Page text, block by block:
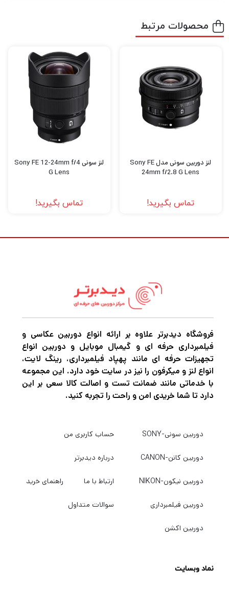
محصولات مرتبط
لنز دوربین سونی مدل Sony FE
24mm f/2.8 G Lens
تماس بگیرید!
لنز سونی Sony FE 12-24mm f/4
G Lens
تماس بگیرید!
فروشگاه دیدبرتر علاوه بر ارائه انواع دوربین عکاسی و
فیلمبرداری حرفه ای و گیمبال موبایل و دوربین انواع
تجهیزات حرفه ای مانند پهپاد فیلمبرداری، رینگ لایت،
انواع لنز و میکرفون را نیز در سایت خود دارد. این مجموعه
با خدماتی مانند ضمانت تست و اصالت کالا سعی بر این
دارد تا شما خریدی امن و راحت را تجربه کنید.
دوربین سونی-SONY
دوربین کانن-CANON
دوربین نیکون-NIKON
دوربین فیلمبرداری
دوربین اکشن
حساب کاربری من
درباره دیدبرتر
ارتباط با ما راهنمای خرید
سوالات متداول
نماد وبسایت